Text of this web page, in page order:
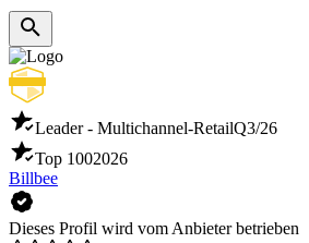
Leader - Multichannel-RetailQ3/26
Top 1002026
Billbee
Dieses Profil wird vom Anbieter betrieben